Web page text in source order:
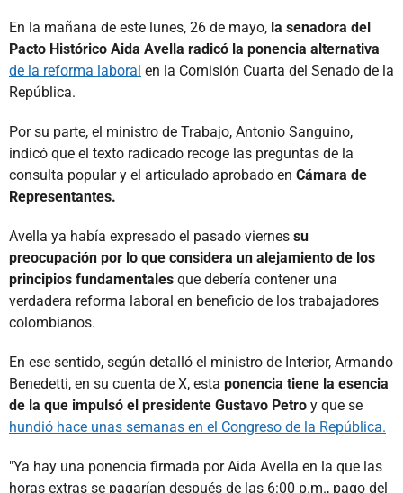
En la mañana de este lunes, 26 de mayo, la senadora del
Pacto Histórico Aida Avella radicó la ponencia alternativa
de la reforma laboral en la Comisión Cuarta del Senado de la
República.
Por su parte, el ministro de Trabajo, Antonio Sanguino,
indicó que el texto radicado recoge las preguntas de la
consulta popular y el articulado aprobado en Cámara de
Representantes.
Avella ya había expresado el pasado viernes su
preocupación por lo que considera un alejamiento de los
principios fundamentales que debería contener una
verdadera reforma laboral en beneficio de los trabajadores
colombianos.
En ese sentido, según detalló el ministro de Interior, Armando
Benedetti, en su cuenta de X, esta ponencia tiene la esencia
de la que impulsó el presidente Gustavo Petro y que se
hundió hace unas semanas en el Congreso de la República.
"Ya hay una ponencia firmada por Aida Avella en la que las
horas extras se pagarían después de las 6:00 p.m., pago del